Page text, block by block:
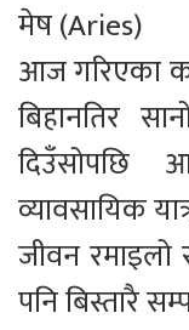
मेष (Aries)
आज गरिएका
बिहानतिर
दिउँसोपछि
व्यावसायिक
जीवन रमाइलो
पनि बिस्तारै